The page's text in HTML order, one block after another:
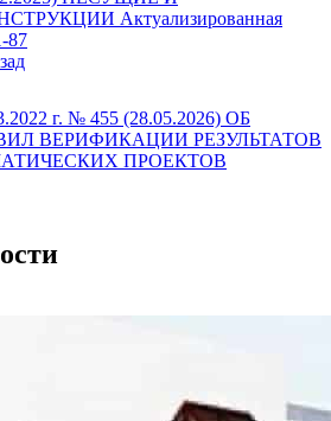
Актуализированная
87
г. № 455 (28.05.2026) ОБ
ВЕРИФИКАЦИИ РЕЗУЛЬТАТОВ
ПРОЕКТОВ